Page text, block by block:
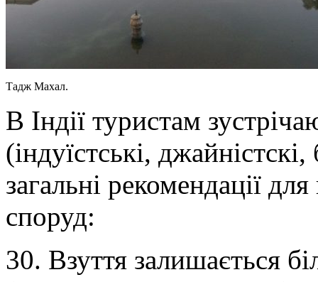
Тадж Махал.
В Індії туристам
(індуїстські,
загальні рекомендації
споруд:
30. Взуття залишається